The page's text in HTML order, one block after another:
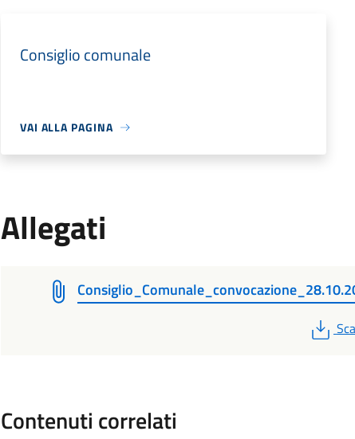
Consiglio comunale
VAI ALLA PAGINA
Allegati
Contenuti correlati